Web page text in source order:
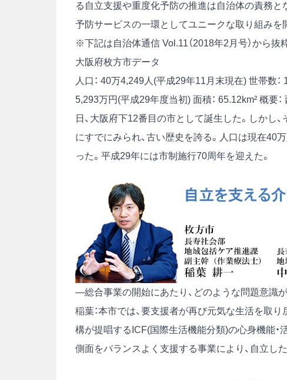
る自立支援や重度化予防の推進は自治体の責務と
予防サービスの一環としてユニークな取り組みを
※下記は自治体通信 Vol.11（2018年2月号）から抜
大阪府枚方市データ
人口： 40万4,249人(平成29年11月末現在) 世帯数
5,293万円(平成29年度当初) 面積： 65.12km² 概要
日、大阪府下12番目の市として誕生した。しかし
にすでにみられ、古い歴史を誇る。人口は現在40
った。平成29年には市制施行70周年を迎えた。
―総合事業の開始にあたり、どのような問題意識が
稲葉：本市では、要支援者が再び元気な生活を取
構が提唱するICF(国際生活機能分類)の心身機能・
側面をバランスよく支援する事業により、自立し